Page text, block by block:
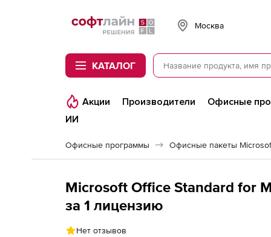
Softline
Москва
КАТАЛОГ
Акции Производители Офисные
ИИ
Офисные программы Офисные пакеты
Microsoft Office Standard for
за 1 лицензию
Нет отзывов